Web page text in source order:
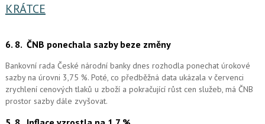
KRÁTCE
6. 8. ČNB ponechala sazby beze změny
Bankovní rada České národní banky dnes rozhodla ponechat úrokové
sazby na úrovni 3,75 %. Poté, co předběžná data ukázala v červenci
zrychlení cenových tlaků u zboží a pokračující růst cen služeb, má ČNB
prostor sazby dále zvyšovat.